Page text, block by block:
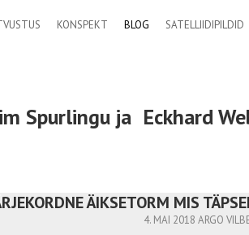
KONSPEKT BLOG SATELLIIDIPILDID
Spurlingu ja Eckhard
ÄIKSETORM MIS
4. MAI 2018 ARGO